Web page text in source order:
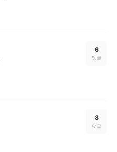
6
댓글
8
댓글